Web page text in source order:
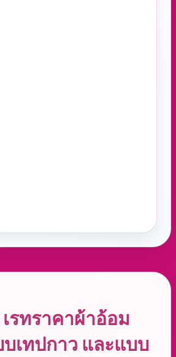
เรทราคาผ้าอ้อม
เทปกาว และแบบ